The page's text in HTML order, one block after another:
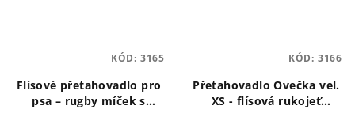
Flísové přetahovadlo pro
psa – rugby míček s
KÓD: 3165
Přetahovadlo Ovečka vel.
XS - flísová rukojeť
KÓD: 3166